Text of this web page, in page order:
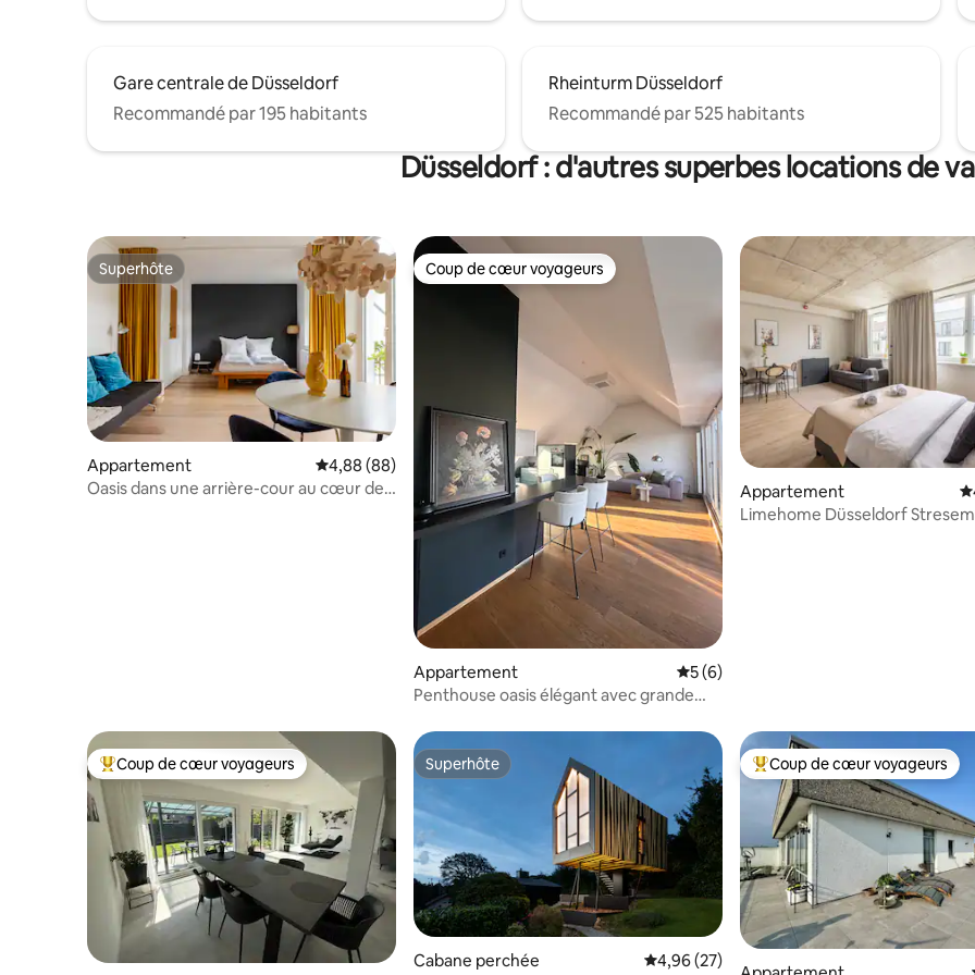
Gare centrale de Düsseldorf
Recommandé par 195 habitants
Rheinturm Düsseldorf
Recommandé par 525 habitants
Düsseldorf : d'autres superbes locations de
Superhôte
Superhôte
Appartement Évaluation moyenne sur la base de 88 commentaires : 4,88 sur 5
4,88 (88)
Oasis dans une arrière-cour au cœur de
Coup de cœur voyageurs
Coup de cœur voyageurs
Appartement Évaluation moyenne sur la base de 6
5 (6)
Penthouse oasis élégant avec grande
Appartement
Limehome Düsseldorf
Coups de cœur voyageurs les plus appréciés
Coup de cœur voyageurs Superhôte
Superhôte
Cabane perchée Évaluation moyenne sur la base de 27
4,96 (27)
Coups de cœur voyageurs les
Coup de cœur voyageurs